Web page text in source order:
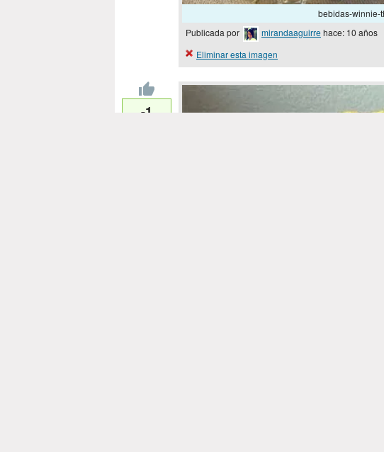
bebidas-winnie-
Publicada por mirandaaguirre hace: 10 años
Eliminar esta imagen
-1